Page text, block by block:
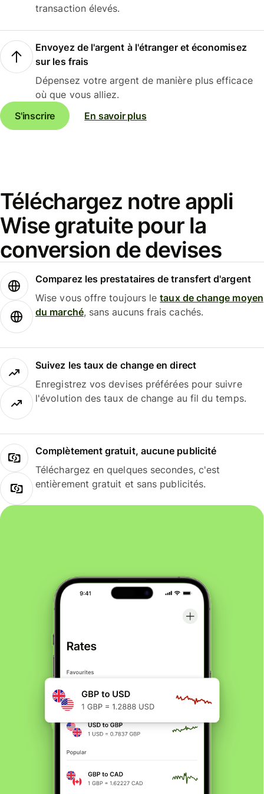
transaction élevés.
Envoyez de l'argent à l'étranger et économisez
sur les frais
Dépensez votre argent de manière plus efficace
où que vous alliez.
S'inscrire
En savoir plus
Téléchargez notre appli
Wise gratuite pour la
conversion de devises
Comparez les prestataires de transfert d'argent
Wise vous offre toujours letaux de change moyen
du marché, sans aucuns frais cachés.
Suivez les taux de change en direct
Enregistrez vos devises préférées pour suivre
l'évolution des taux de change au fil du temps.
Complètement gratuit, aucune publicité
Téléchargez en quelques secondes, c'est
entièrement gratuit et sans publicités.